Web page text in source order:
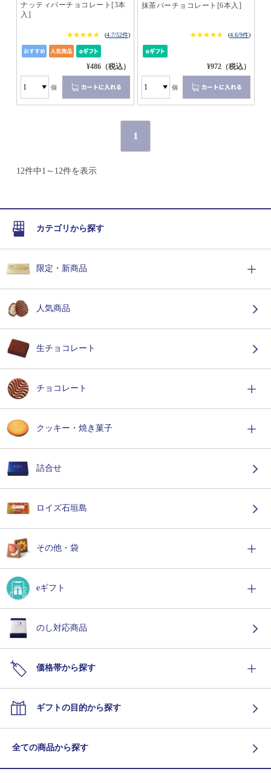
ナッティバーチョコレート[3本
入]
★★★★★
★★★★★ (4.7/52件)
¥486（税込）
個
抹茶バーチョコレート[6本入]
★★★★★
★★★★★ (4.6/9件)
¥972（税込）
個
1
12件中1～12件を表示
カテゴリから探す
限定・新商品
人気商品
生チョコレート
チョコレート
クッキー・焼き菓子
詰合せ
ロイズ石垣島
その他・袋
eギフト
のし対応商品
価格帯から探す
ギフトの目的から探す
全ての商品から探す